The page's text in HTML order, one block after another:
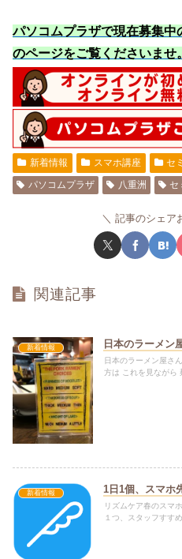
パソコムプラザで現在募集中
のページをご覧くださいませ。
新着情報 スマホ講座 セ
パソコムプラザ
八重洲 セ
記事のシェア
関連記事
新着情報 日本のラーメン
日本のラーメン屋さ
方は これを見ながら
新着情報 1日1個、スマホ
リズムケア春のスマ
１つ、スタッフすす